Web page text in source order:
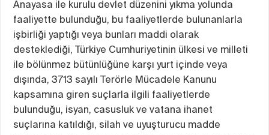
Anayasa ile kurulu devlet düzenini yıkma yolunda
faaliyette bulunduğu, bu faaliyetlerde bulunanlarla
işbirliği yaptığı veya bunları maddi olarak
desteklediği, Türkiye Cumhuriyetinin ülkesi ve milleti
ile bölünmez bütünlüğüne karşı yurt içinde veya
dışında, 3713 sayılı Terörle Mücadele Kanunu
kapsamına giren suçlarla ilgili faaliyetlerde
bulunduğu, isyan, casusluk ve vatana ihanet
suçlarına katıldığı, silah ve uyuşturucu madde